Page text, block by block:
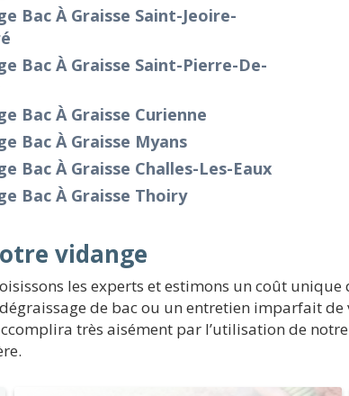
Bac À Graisse Saint-Jeoire-
Bac À Graisse Saint-Pierre-De-
Bac À Graisse Curienne
Bac À Graisse Myans
Bac À Graisse Challes-Les-Eaux
Bac À Graisse Thoiry
vidange
les experts et estimons un coût unique
de bac ou un entretien imparfait
très aisément par l’utilisation de